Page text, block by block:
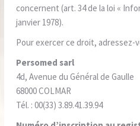
concernent (art. 34 de la loi «
janvier 1978).
Pour exercer ce droit, adressez-
Persomed sarl
4d, Avenue du Général de Gaulle
68000 COLMAR
Tél. : 00(33) 3.89.41.39.94